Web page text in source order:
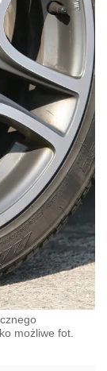
możliwe fot.